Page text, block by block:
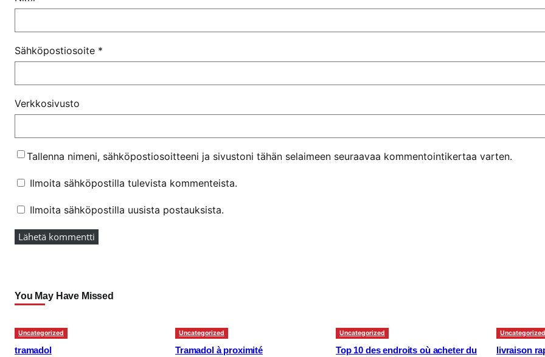
Sähköpostiosoite *
Verkkosivusto
Tallenna nimeni, sähköpostiosoitteeni ja sivustoni tähän selaimeen seuraavaa kommentointikertaa varten.
Ilmoita sähköpostilla tulevista kommenteista.
Ilmoita sähköpostilla uusista postauksista.
You May Have Missed
Uncategorized
tramadol
Uncategorized
Tramadol à proximité
Uncategorized
Top 10 des endroits où acheter du
Uncategorized
livraison